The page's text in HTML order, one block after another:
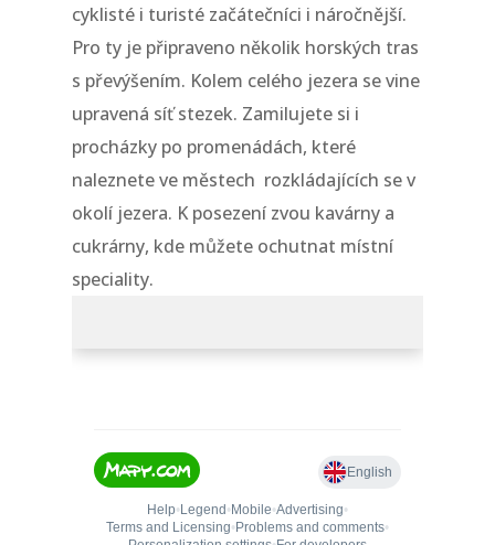
cyklisté i turisté začátečníci i náročnější.
Pro ty je připraveno několik horských tras
s převýšením. Kolem celého jezera se vine
upravená síť stezek. Zamilujete si i
procházky po promenádách, které
naleznete ve městech rozkládajících se v
okolí jezera. K posezení zvou kavárny a
cukrárny, kde můžete ochutnat místní
speciality.